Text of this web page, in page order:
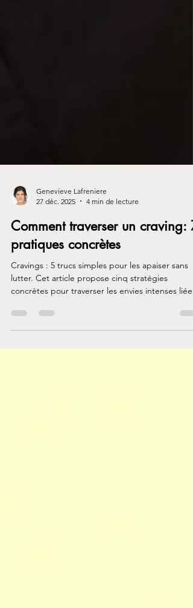
Genevieve Lafreniere
27 déc. 2025
4 min de lecture
Comment traverser un craving: 7
pratiques concrètes
Cravings : 5 trucs simples pour les apaiser sans
concrètes pour traverser les envies intenses liées
aux dépendances, en misant sur la régulation du